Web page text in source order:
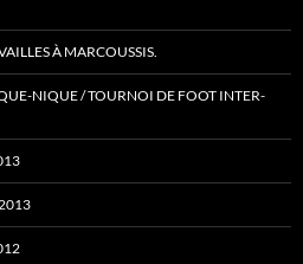
À MARCOUSSIS.
NIQUE / TOURNOI DE FOOT INTER-